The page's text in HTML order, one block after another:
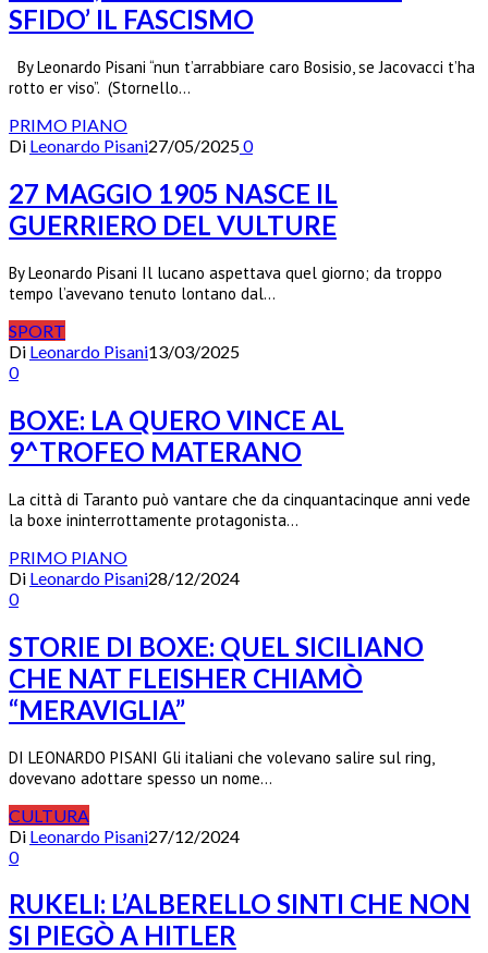
SFIDO’ IL FASCISMO
By Leonardo Pisani “nun t’arrabbiare caro Bosisio, se Jacovacci t’ha
rotto er viso”. (Stornello…
PRIMO PIANO
Di Leonardo Pisani27/05/20250
27 MAGGIO 1905 NASCE IL
GUERRIERO DEL VULTURE
By Leonardo Pisani Il lucano aspettava quel giorno; da troppo
tempo l’avevano tenuto lontano dal…
SPORT
Di Leonardo Pisani13/03/2025
0
BOXE: LA QUERO VINCE AL
9^TROFEO MATERANO
La città di Taranto può vantare che da cinquantacinque anni vede
la boxe ininterrottamente protagonista…
PRIMO PIANO
Di Leonardo Pisani28/12/2024
0
STORIE DI BOXE: QUEL SICILIANO
CHE NAT FLEISHER CHIAMÒ
“MERAVIGLIA”
DI LEONARDO PISANI Gli italiani che volevano salire sul ring,
dovevano adottare spesso un nome…
CULTURA
Di Leonardo Pisani27/12/2024
0
RUKELI: L’ALBERELLO SINTI CHE NON
SI PIEGÒ A HITLER